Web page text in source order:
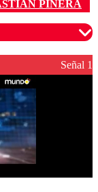
PIÑERA
un
Señal 1